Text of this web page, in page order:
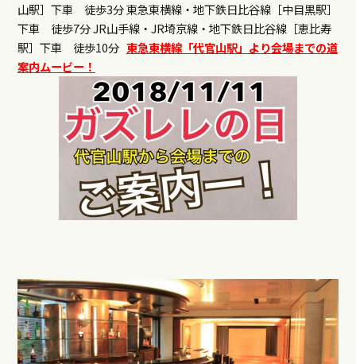
山駅］下車 徒歩3分 東急東横線・地下鉄日比谷線［中目黒駅］
下車 徒歩7分 JR山手線・JR埼京線・地下鉄日比谷線［恵比寿
駅］下車 徒歩10分 東急東横線「代官山駅」より会場までの道
案内ムービー！